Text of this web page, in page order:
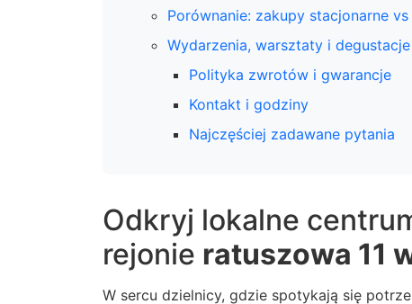
Porównanie: zakupy stacjonarne
Wydarzenia, warsztaty i degustacje
Polityka zwrotów i gwarancje
Kontakt i godziny
Najczęściej zadawane pytania
Odkryj lokalne
rejonie ratuszowa 11
W sercu dzielnicy, gdzie spotykają się